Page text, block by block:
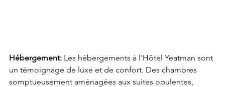
Hébergement: Les hébergements à l'Hôtel Yeatman sont
un témoignage de luxe et de confort. Des chambres
somptueusement aménagées aux suites opulentes,